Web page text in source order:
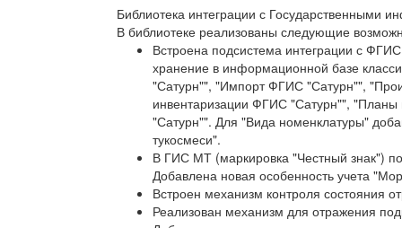
Библиотека интеграции с Государственными
В библиотеке реализованы следующие
Встроена подсистема интеграции с
хранение в информационной базе
"Сатурн"", "Импорт ФГИС "Сатурн"",
инвентаризации ФГИС "Сатурн"",
"Сатурн"". Для "Вида номенклатуры"
тукосмеси".
В ГИС МТ (маркировка "Честный знак")
Добавлена новая особенность учета
Встроен механизм контроля состояния
Реализован механизм для отражения